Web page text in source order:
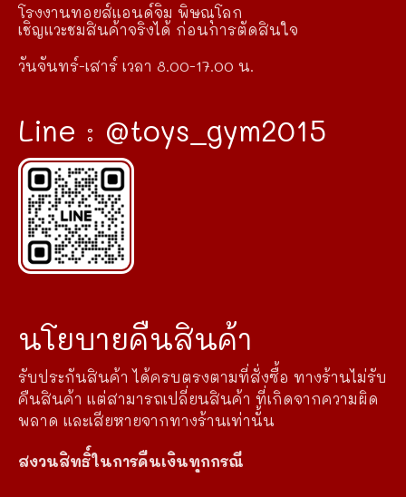
โรงงานทอยส์แอนด์จิม พิษณุโลก
เชิญแวะชมสินค้าจริงได้ ก่อนการตัดสินใจ
วันจันทร์-เสาร์ เวลา 8.00-17.00 น.
Line : @toys_gym2015
นโยบายคืนสินค้า
รับประกันสินค้า ได้ครบตรงตามที่สั่งซื้อ ทางร้านไม่รับ
คืนสินค้า แต่สามารถเปลี่ยนสินค้า ที่เกิดจากความผิด
พลาด และเสียหายจากทางร้านเท่านั้น
สงวนสิทธิ์ในการคืนเงินทุกกรณี